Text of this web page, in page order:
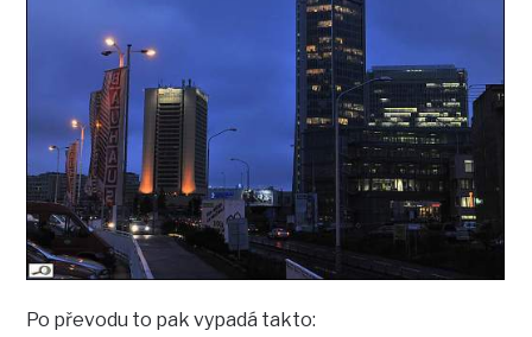
Po převodu to pak vypadá takto: